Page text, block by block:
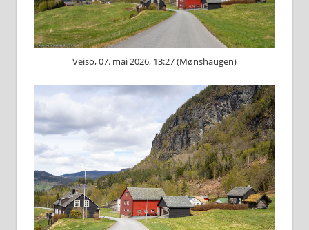
Veiso, 07. mai 2026, 13:27 (Mønshaugen)